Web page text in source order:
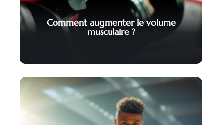
Comment augmenter le volume
musculaire ?